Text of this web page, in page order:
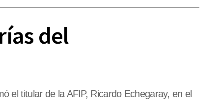
del
el titular de la AFIP, Ricardo Echegaray, en el